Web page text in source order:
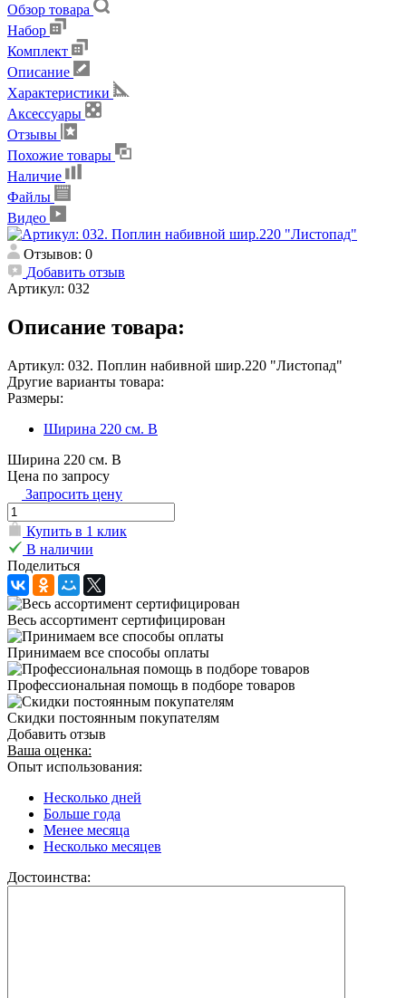
Обзор товара
Набор
Комплект
Описание
Характеристики
Аксессуары
Отзывы
Похожие товары
Наличие
Файлы
Видео
Отзывов: 0
Добавить отзыв
Артикул: 032
Описание товара:
Артикул: 032. Поплин набивной шир.220 "Листопад"
Другие варианты товара:
Размеры:
Ширина 220 см. В
Ширина 220 см. В
Цена по запросу
Запросить цену
Купить в 1 клик
В наличии
Поделиться
Весь ассортимент сертифицирован
Принимаем все способы оплаты
Профессиональная помощь в подборе товаров
Скидки постоянным покупателям
Добавить отзыв
Ваша оценка:
Опыт использования:
Несколько дней
Больше года
Менее месяца
Несколько месяцев
Достоинства: